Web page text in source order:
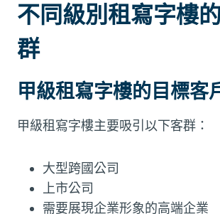
不同級別租寫字樓
群
甲級租寫字樓的目標客
甲級租寫字樓主要吸引以下客群：
大型跨國公司
上市公司
需要展現企業形象的高端企業